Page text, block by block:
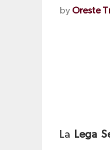
by Oreste
La Lega